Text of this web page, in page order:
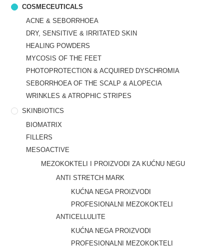
COSMECEUTICALS
ACNE & SEBORRHOEA
DRY, SENSITIVE & IRRITATED SKIN
HEALING POWDERS
MYCOSIS OF THE FEET
PHOTOPROTECTION & ACQUIRED DYSCHROMIA
SEBORRHOEA OF THE SCALP & ALOPECIA
WRINKLES & ATROPHIC STRIPES
SKINBIOTICS
BIOMATRIX
FILLERS
MESOACTIVE
MEZOKOKTELI I PROIZVODI ZA KUĆNU NEGU
ANTI STRETCH MARK
KUĆNA NEGA PROIZVODI
PROFESIONALNI MEZOKOKTELI
ANTICELLULITE
KUĆNA NEGA PROIZVODI
PROFESIONALNI MEZOKOKTELI